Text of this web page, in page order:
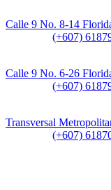
Calle 9 No. 8-14
(+607)
Calle 9 No. 6-26
(+607)
Transversal
(+607)